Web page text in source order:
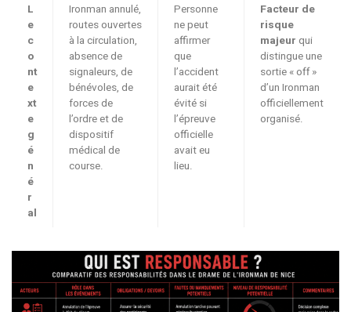
L
e
c
o
nt
e
xt
e
g
é
n
é
r
al
Ironman annulé,
routes ouvertes
à la circulation,
absence de
signaleurs, de
bénévoles, de
forces de
l’ordre et de
dispositif
médical de
course.
Personne
ne peut
affirmer
que
l’accident
aurait été
évité si
l’épreuve
officielle
avait eu
lieu.
Facteur de
risque
majeur qui
distingue une
sortie « off »
d’un Ironman
officiellement
organisé.